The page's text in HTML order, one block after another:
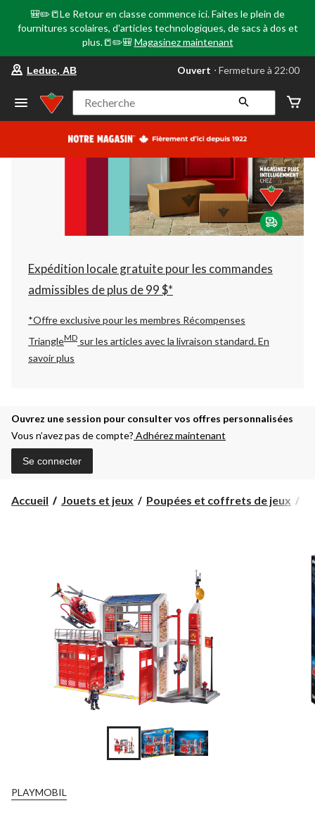
🎒✏️📒Le Retour en classe commence ici. Faites le plein de
fournitures scolaires, d'articles technologiques, de sacs à dos et
plus.📒✏️🎒 Magasinez maintenant
votre
préféré
Leduc,
AB,
courament
Fermeture
à
22:00
cliquer
pour
changer
Leduc, AB Ouvert ⋅ Fermeture à 22:00
Recherche
Expédition locale gratuite pour les commandes
admissibles de plus de 99 $*
*Offre exclusive pour les membres Récompenses
TriangleMD sur les articles avec la livraison standard.En
savoir plus
Ouvrez une session pour consulter vos offres personnalisées
Vous n’avez pas de compte? Adhérez maintenant
Se connecter
Accueil Jouets et jeux Poupées et coffrets de jeux
PLAYMOBIL